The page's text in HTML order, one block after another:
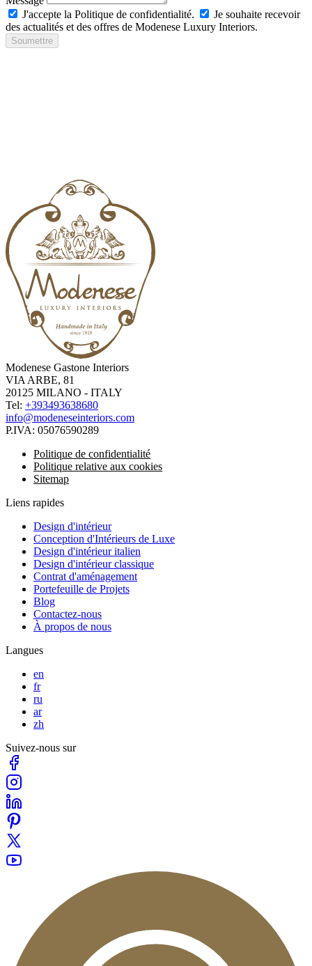
J'accepte la Politique de confidentialité.
Je souhaite recevoir
des actualités et des offres de Modenese Luxury Interiors.
Soumettre
Modenese Gastone Interiors
VIA ARBE, 81
20125 MILANO - ITALY
Tel: +393493638680
info@modeneseinteriors.com
P.IVA: 05076590289
Politique de confidentialité
Politique relative aux cookies
Sitemap
Liens rapides
Design d'intérieur
Conception d'Intérieurs de Luxe
Design d'intérieur italien
Design d'intérieur classique
Contrat d'aménagement
Portefeuille de Projets
Blog
Contactez-nous
À propos de nous
Langues
en
fr
ru
ar
zh
Suivez-nous sur